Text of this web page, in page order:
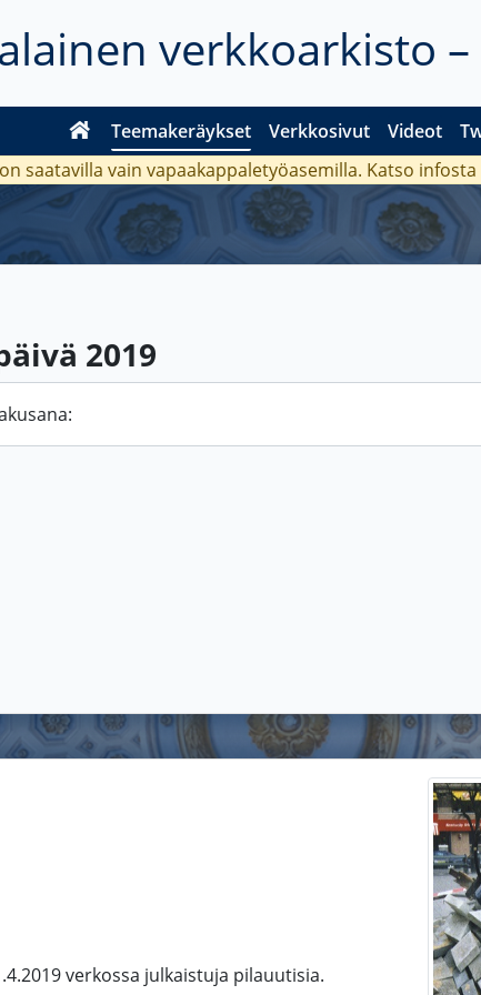
verkkoarkisto
Teemakeräykset Verkkosivut Videot
saatavilla vain vapaakappaletyöasemilla. Katso infosta
2019
verkossa julkaistuja pilauutisia.